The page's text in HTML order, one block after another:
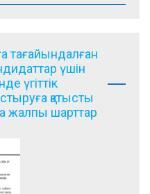
тағайындалған
үшін
үгіттік
қатысты
жалпы шарттар